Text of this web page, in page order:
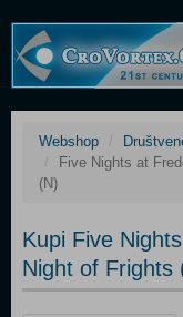
Webshop
Five Nights at
(N)
Kupi Five
Night of Frights